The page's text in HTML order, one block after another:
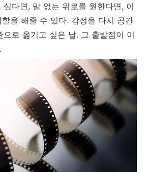
싶다면, 말 없는 위로를 원한다면, 이
을 해줄 수 있다. 감정을 다시 공간
으로 옮기고 싶은 날. 그 출발점이 이